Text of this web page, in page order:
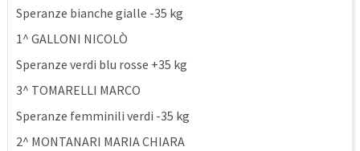
Speranze bianche gialle -35 kg
1^ GALLONI NICOLÒ
Speranze verdi blu rosse +35 kg
3^ TOMARELLI MARCO
Speranze femminili verdi -35 kg
2^ MONTANARI MARIA CHIARA